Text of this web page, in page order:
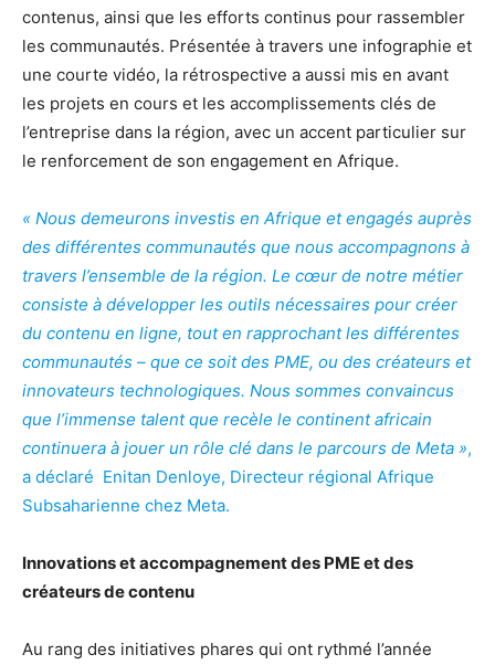
contenus, ainsi que les efforts continus pour rassembler
les communautés. Présentée à travers une infographie et
une courte vidéo, la rétrospective a aussi mis en avant
les projets en cours et les accomplissements clés de
l’entreprise dans la région, avec un accent particulier sur
le renforcement de son engagement en Afrique.
« Nous demeurons investis en Afrique et engagés auprès
des différentes communautés que nous accompagnons à
travers l’ensemble de la région. Le cœur de notre métier
consiste à développer les outils nécessaires pour créer
du contenu en ligne, tout en rapprochant les différentes
communautés – que ce soit des PME, ou des créateurs et
innovateurs technologiques. Nous sommes convaincus
que l’immense talent que recèle le continent africain
continuera à jouer un rôle clé dans le parcours de Meta »,
a déclaré Enitan Denloye, Directeur régional Afrique
Subsaharienne chez Meta.
Innovations et accompagnement des PME et des
créateurs de contenu
Au rang des initiatives phares qui ont rythmé l’année